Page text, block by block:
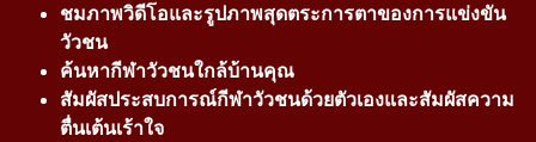
ชมภาพวิดีโอและรูปภาพสุดตระการตาของการแข่งขัน
วัวชน
ค้นหากีฬาวัวชนใกล้บ้านคุณ
สัมผัสประสบการณ์กีฬาวัวชนด้วยตัวเองและสัมผัสความ
ตื่นเต้นเร้าใจ